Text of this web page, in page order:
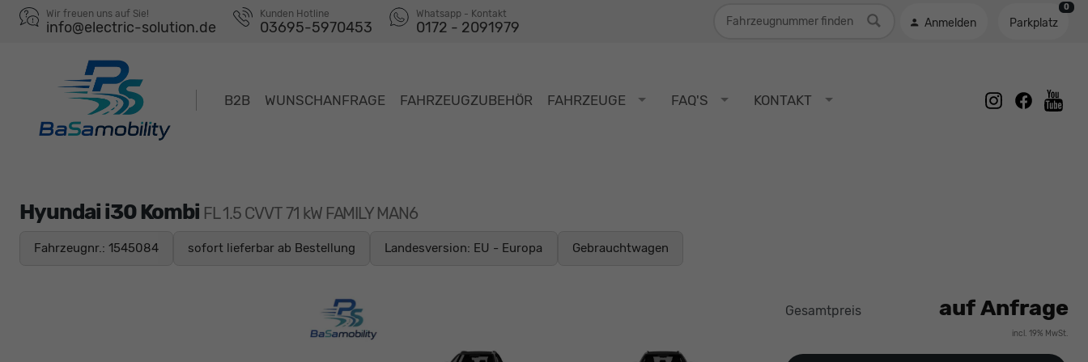
Wir freuen uns auf Sie!
info@electric-solution.de
Kunden Hotline
03695-5970453
Whatsapp - Kontakt
0172 - 2091979 Anmelden Parkplatz
0
B2B WUNSCHANFRAGE FAHRZEUGZUBEHÖR FAHRZEUGE FAQ'S KONTAKT instagram
facebook
Hyundai i30 Kombi FL 1.5 CVVT 71 kW FAMILY MAN6
Fahrzeugnr.: 1545084 sofort lieferbar ab Bestellung Landesversion: EU - Europa Gebrauchtwagen
Gesamtpreis auf Anfrage
incl. 19% MwSt.